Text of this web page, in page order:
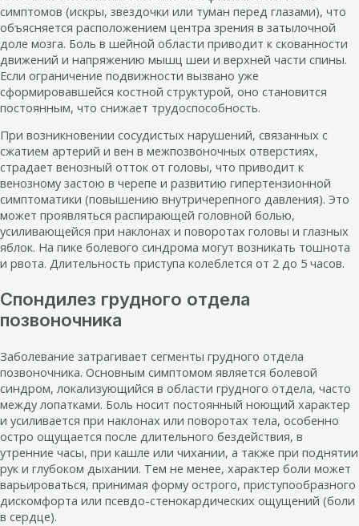
симптомов (искры, звездочки или туман перед глазами), что
объясняется расположением центра зрения в затылочной
доле мозга. Боль в шейной области приводит к скованности
движений и напряжению мышц шеи и верхней части спины.
Если ограничение подвижности вызвано уже
сформировавшейся костной структурой, оно становится
постоянным, что снижает трудоспособность.
При возникновении сосудистых нарушений, связанных с
сжатием артерий и вен в межпозвоночных отверстиях,
страдает венозный отток от головы, что приводит к
венозному застою в черепе и развитию гипертензионной
симптоматики (повышению внутричерепного давления). Это
может проявляться распирающей головной болью,
усиливающейся при наклонах и поворотах головы и глазных
яблок. На пике болевого синдрома могут возникать тошнота
и рвота. Длительность приступа колеблется от 2 до 5 часов.
Спондилез грудного отдела
позвоночника
Заболевание затрагивает сегменты грудного отдела
позвоночника. Основным симптомом является болевой
синдром, локализующийся в области грудного отдела, часто
между лопатками. Боль носит постоянный ноющий характер
и усиливается при наклонах или поворотах тела, особенно
остро ощущается после длительного бездействия, в
утренние часы, при кашле или чихании, а также при поднятии
рук и глубоком дыхании. Тем не менее, характер боли может
варьироваться, принимая форму острого, приступообразного
дискомфорта или псевдо-стенокардических ощущений (боли
в сердце).